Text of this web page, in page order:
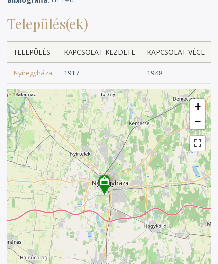
államosított római katolikus leánygimnáziummal, Zrínyi Ilona
Leánygimnázium néven folytatta működését. (KIKT)
Település(ek)
TELEPÜLÉS KAPCSOLAT KEZDETE KAPCSOLAT VÉGE
Nyíregyháza 1917 1948
+
−